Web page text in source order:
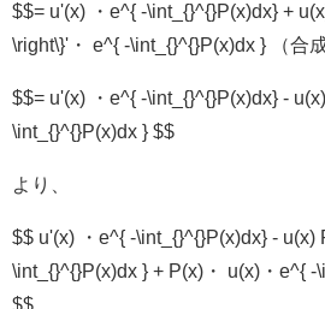
$$= u'(x) ・e^{ -\int_{}^{}P(x)dx} +
\right\}'・ e^{ -\int_{}^{}P(x)dx } （合
$$= u'(x) ・e^{ -\int_{}^{}P(x)dx} -
\int_{}^{}P(x)dx } $$
より、
$$ u'(x) ・e^{ -\int_{}^{}P(x)dx} - u(x)
\int_{}^{}P(x)dx } + P(x)・ u(x)・e^{ -
$$